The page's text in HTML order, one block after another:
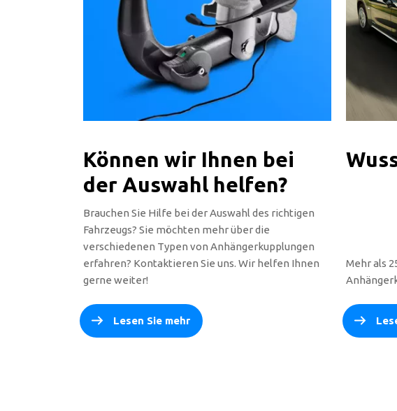
Können wir Ihnen bei
der Auswahl helfen?
Brauchen Sie Hilfe bei der Auswahl des richtigen
Fahrzeugs? Sie möchten mehr über die
verschiedenen Typen von Anhängerkupplungen
erfahren? Kontaktieren Sie uns. Wir helfen Ihnen
gerne weiter!
Lesen Sie mehr
Mehr als